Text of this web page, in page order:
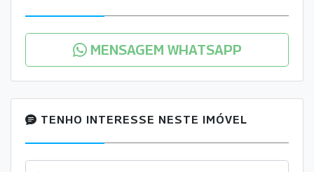
MENSAGEM WHATSAPP
TENHO INTERESSE NESTE IMÓVEL